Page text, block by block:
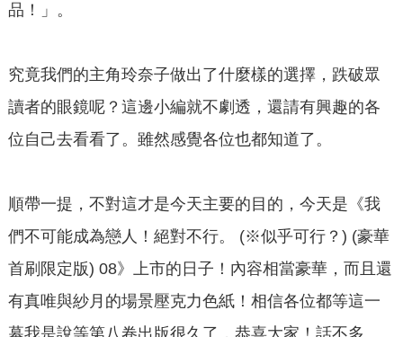
品！」。
究竟我們的主角玲奈子做出了什麼樣的選擇，跌破眾
讀者的眼鏡呢？這邊小編就不劇透，還請有興趣的各
位自己去看看了。雖然感覺各位也都知道了。
順帶一提，不對這才是今天主要的目的，今天是《我
們不可能成為戀人！絕對不行。 (※似乎可行？) (豪華
首刷限定版) 08》上市的日子！內容相當豪華，而且還
有真唯與紗月的場景壓克力色紙！相信各位都等這一